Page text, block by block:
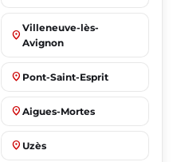
place
Villeneuve-lès-
Avignon
place Pont-Saint-Esprit
place Aigues-Mortes
place Uzès